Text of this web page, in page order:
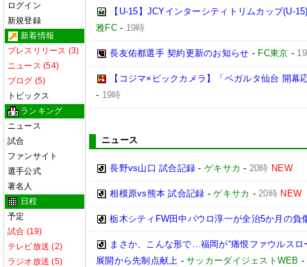
ログイン
新規登録
新着情報
プレスリリース (3)
ニュース (54)
ブログ (5)
トピックス
ランキング
ニュース
試合
ファンサイト
選手公式
著名人
日程
予定
試合 (19)
テレビ放送 (2)
ラジオ放送 (5)
【U-15】JCYインターシティトリムカップ(U-
雅FC- 19時
長友佑都選手 契約更新のお知らせ - FC東京 -
【コジマ×ビックカメラ】「ベガルタ仙台 開幕
- 19時
ニュース
長野vs山口 試合記録 -ゲキサカ - 20時 NEW
相模原vs熊本 試合記録 -ゲキサカ -20時 NEW
栃木シティFW田中パウロ淳一が全治5か月の負
まさか、こんな形で…福岡が“痛恨ファウルス
展開から先制点献上 -サッカーダイジェストWEB -